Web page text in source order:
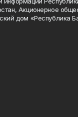
Акционерное
дом «Республика